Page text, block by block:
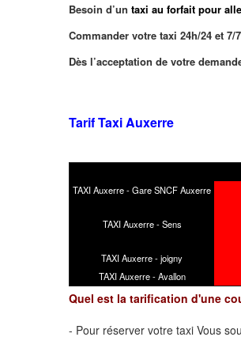
Besoin d’un taxi au forfait pour
Commander votre taxi 24h/24 et 7/7
Dès l’acceptation de votre
Tarif Taxi Auxerre
TAXI Auxerre - Gare SNCF Auxerre
TAXI Auxerre - Sens
TAXI Auxerre - joigny
TAXI Auxerre - Avallon
Quel est la tarification d'une
- Pour réserver votre taxi Vous